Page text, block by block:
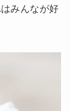
みんなが好